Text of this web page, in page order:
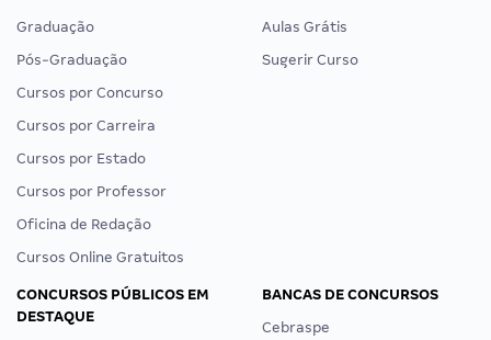
Graduação
Pós-Graduação
Cursos por Concurso
Cursos por Carreira
Cursos por Estado
Cursos por Professor
Oficina de Redação
Cursos Online Gratuitos
Aulas Grátis
Sugerir Curso
CONCURSOS PÚBLICOS EM
DESTAQUE
BANCAS DE CONCURSOS
Cebraspe